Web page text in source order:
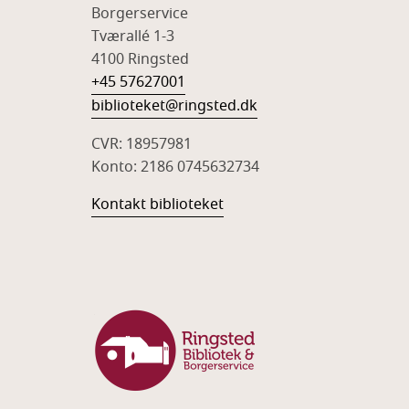
Borgerservice
Tværallé 1-3
4100 Ringsted
+45 57627001
biblioteket@ringsted.dk
CVR: 18957981
Konto: 2186 0745632734
Kontakt biblioteket